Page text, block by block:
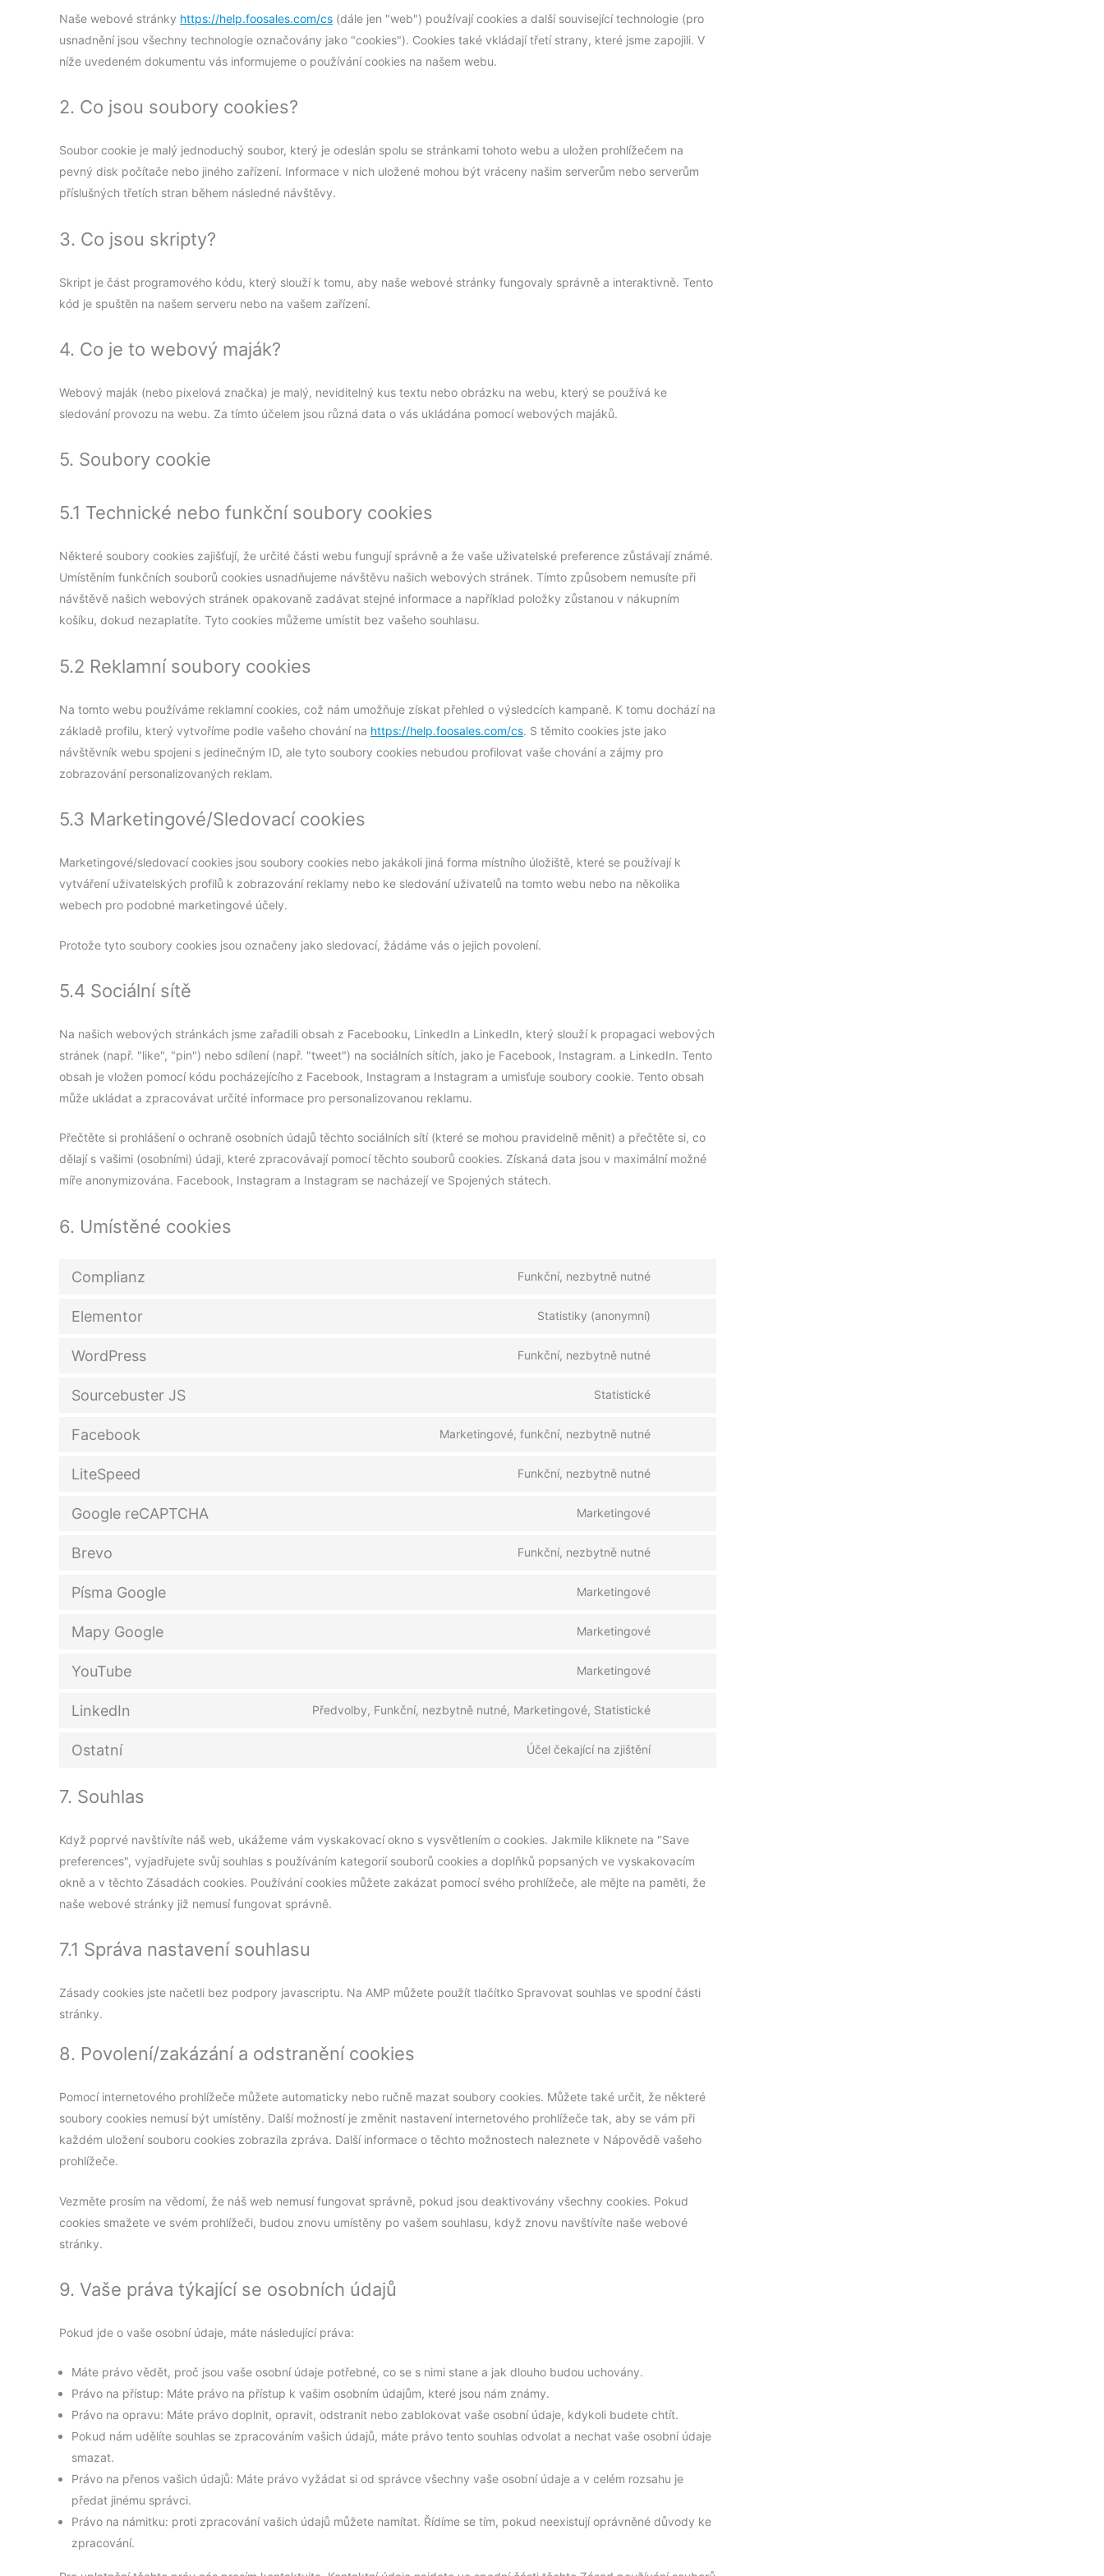
Naše webové stránky https://help.foosales.com/cs (dále jen "web") používají cookies a další související technologie (pro
usnadnění jsou všechny technologie označovány jako "cookies"). Cookies také vkládají třetí strany, které jsme zapojili. V
níže uvedeném dokumentu vás informujeme o používání cookies na našem webu.
2. Co jsou soubory cookies?
Soubor cookie je malý jednoduchý soubor, který je odeslán spolu se stránkami tohoto webu a uložen prohlížečem na
pevný disk počítače nebo jiného zařízení. Informace v nich uložené mohou být vráceny našim serverům nebo serverům
příslušných třetích stran během následné návštěvy.
3. Co jsou skripty?
Skript je část programového kódu, který slouží k tomu, aby naše webové stránky fungovaly správně a interaktivně. Tento
kód je spuštěn na našem serveru nebo na vašem zařízení.
4. Co je to webový maják?
Webový maják (nebo pixelová značka) je malý, neviditelný kus textu nebo obrázku na webu, který se používá ke
sledování provozu na webu. Za tímto účelem jsou různá data o vás ukládána pomocí webových majáků.
5. Soubory cookie
5.1 Technické nebo funkční soubory cookies
Některé soubory cookies zajišťují, že určité části webu fungují správně a že vaše uživatelské preference zůstávají známé.
Umístěním funkčních souborů cookies usnadňujeme návštěvu našich webových stránek. Tímto způsobem nemusíte při
návštěvě našich webových stránek opakovaně zadávat stejné informace a například položky zůstanou v nákupním
košíku, dokud nezaplatíte. Tyto cookies můžeme umístit bez vašeho souhlasu.
5.2 Reklamní soubory cookies
Na tomto webu používáme reklamní cookies, což nám umožňuje získat přehled o výsledcích kampaně. K tomu dochází na
základě profilu, který vytvoříme podle vašeho chování na https://help.foosales.com/cs. S těmito cookies jste jako
návštěvník webu spojeni s jedinečným ID, ale tyto soubory cookies nebudou profilovat vaše chování a zájmy pro
zobrazování personalizovaných reklam.
5.3 Marketingové/Sledovací cookies
Marketingové/sledovací cookies jsou soubory cookies nebo jakákoli jiná forma místního úložiště, které se používají k
vytváření uživatelských profilů k zobrazování reklamy nebo ke sledování uživatelů na tomto webu nebo na několika
webech pro podobné marketingové účely.
Protože tyto soubory cookies jsou označeny jako sledovací, žádáme vás o jejich povolení.
5.4 Sociální sítě
Na našich webových stránkách jsme zařadili obsah z Facebooku, LinkedIn a LinkedIn, který slouží k propagaci webových
stránek (např. "like", "pin") nebo sdílení (např. "tweet") na sociálních sítích, jako je Facebook, Instagram. a LinkedIn. Tento
obsah je vložen pomocí kódu pocházejícího z Facebook, Instagram a Instagram a umisťuje soubory cookie. Tento obsah
může ukládat a zpracovávat určité informace pro personalizovanou reklamu.
Přečtěte si prohlášení o ochraně osobních údajů těchto sociálních sítí (které se mohou pravidelně měnit) a přečtěte si, co
dělají s vašimi (osobními) údaji, které zpracovávají pomocí těchto souborů cookies. Získaná data jsou v maximální možné
míře anonymizována. Facebook, Instagram a Instagram se nacházejí ve Spojených státech.
6. Umístěné cookies
Complianz Funkční, nezbytně nutné
Elementor Statistiky (anonymní)
WordPress Funkční, nezbytně nutné
Sourcebuster JS Statistické
Facebook Marketingové, funkční, nezbytně nutné
LiteSpeed Funkční, nezbytně nutné
Google reCAPTCHA Marketingové
Brevo Funkční, nezbytně nutné
Písma Google Marketingové
Mapy Google Marketingové
YouTube Marketingové
LinkedIn Předvolby, Funkční, nezbytně nutné, Marketingové, Statistické
Ostatní Účel čekající na zjištění
7. Souhlas
Když poprvé navštívíte náš web, ukážeme vám vyskakovací okno s vysvětlením o cookies. Jakmile kliknete na "Save
preferences", vyjadřujete svůj souhlas s používáním kategorií souborů cookies a doplňků popsaných ve vyskakovacím
okně a v těchto Zásadách cookies. Používání cookies můžete zakázat pomocí svého prohlížeče, ale mějte na paměti, že
naše webové stránky již nemusí fungovat správně.
7.1 Správa nastavení souhlasu
Zásady cookies jste načetli bez podpory javascriptu. Na AMP můžete použít tlačítko Spravovat souhlas ve spodní části
stránky.
8. Povolení/zakázání a odstranění cookies
Pomocí internetového prohlížeče můžete automaticky nebo ručně mazat soubory cookies. Můžete také určit, že některé
soubory cookies nemusí být umístěny. Další možností je změnit nastavení internetového prohlížeče tak, aby se vám při
každém uložení souboru cookies zobrazila zpráva. Další informace o těchto možnostech naleznete v Nápovědě vašeho
prohlížeče.
Vezměte prosím na vědomí, že náš web nemusí fungovat správně, pokud jsou deaktivovány všechny cookies. Pokud
cookies smažete ve svém prohlížeči, budou znovu umístěny po vašem souhlasu, když znovu navštívíte naše webové
stránky.
9. Vaše práva týkající se osobních údajů
Pokud jde o vaše osobní údaje, máte následující práva:
Máte právo vědět, proč jsou vaše osobní údaje potřebné, co se s nimi stane a jak dlouho budou uchovány.
Právo na přístup: Máte právo na přístup k vašim osobním údajům, které jsou nám známy.
Právo na opravu: Máte právo doplnit, opravit, odstranit nebo zablokovat vaše osobní údaje, kdykoli budete chtít.
Pokud nám udělíte souhlas se zpracováním vašich údajů, máte právo tento souhlas odvolat a nechat vaše osobní údaje
smazat.
Právo na přenos vašich údajů: Máte právo vyžádat si od správce všechny vaše osobní údaje a v celém rozsahu je
předat jinému správci.
Právo na námitku: proti zpracování vašich údajů můžete namítat. Řídíme se tím, pokud neexistují oprávněné důvody ke
zpracování.